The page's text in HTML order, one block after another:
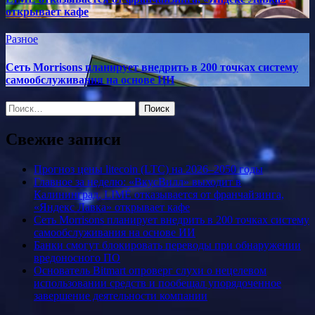
открывает кафе
Разное
Сеть Morrisons планирует внедрить в 200 точках систему
самообслуживания на основе ИИ
Найти:
Свежие записи
Прогноз цены litecoin (LTC) на 2026–2050 годы
Главное за неделю: «ВкусВилл» выходит в
Калининград, LIMÉ отказывается от франчайзинга,
«Яндекс Лавка» открывает кафе
Сеть Morrisons планирует внедрить в 200 точках систему
самообслуживания на основе ИИ
Банки смогут блокировать переводы при обнаружении
вредоносного ПО
Основатель Bitmart опроверг слухи о нецелевом
использовании средств и пообещал упорядоченное
завершение деятельности компании